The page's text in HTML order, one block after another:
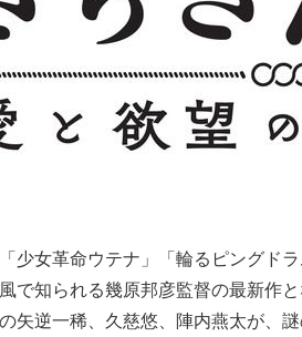
少女革命ウテナ」「輪るピングド
で知られる幾原邦彦監督の最新作
矢逆一稀、久慈悠、陣内燕太が、